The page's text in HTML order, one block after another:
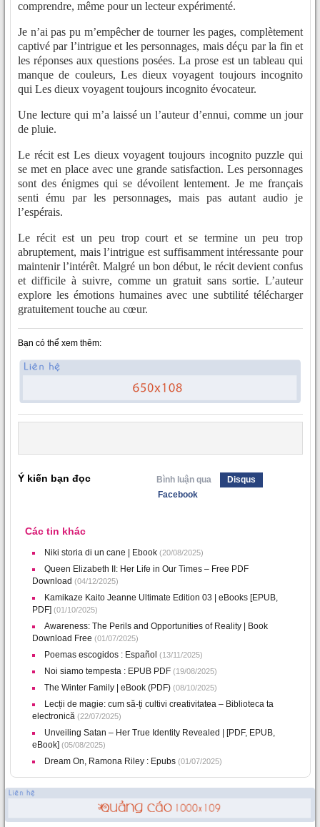
comprendre, même pour un lecteur expérimenté.
Je n’ai pas pu m’empêcher de tourner les pages, complètement
captivé par l’intrigue et les personnages, mais déçu par la fin et
les réponses aux questions posées. La prose est un tableau qui
manque de couleurs, Les dieux voyagent toujours incognito
qui Les dieux voyagent toujours incognito évocateur.
Une lecture qui m’a laissé un l’auteur d’ennui, comme un jour
de pluie.
Le récit est Les dieux voyagent toujours incognito puzzle qui
se met en place avec une grande satisfaction. Les personnages
sont des énigmes qui se dévoilent lentement. Je me français
senti ému par les personnages, mais pas autant audio je
l’espérais.
Le récit est un peu trop court et se termine un peu trop
abruptement, mais l’intrigue est suffisamment intéressante pour
maintenir l’intérêt. Malgré un bon début, le récit devient confus
et difficile à suivre, comme un gratuit sans sortie. L’auteur
explore les émotions humaines avec une subtilité télécharger
gratuitement touche au cœur.
Bạn có thể xem thêm:
Ý kiến bạn đọc Bình luận qua
Disqus
Facebook
Các tin khác
Niki storia di un cane | Ebook (20/08/2025)
Queen Elizabeth II: Her Life in Our Times – Free PDF
Download (04/12/2025)
Kamikaze Kaito Jeanne Ultimate Edition 03 | eBooks [EPUB,
PDF] (01/10/2025)
Awareness: The Perils and Opportunities of Reality | Book
Download Free (01/07/2025)
Poemas escogidos : Español (13/11/2025)
Noi siamo tempesta : EPUB PDF (19/08/2025)
The Winter Family | eBook (PDF) (08/10/2025)
Lecții de magie: cum să-ți cultivi creativitatea – Biblioteca ta
electronică (22/07/2025)
Unveiling Satan – Her True Identity Revealed | [PDF, EPUB,
eBook] (05/08/2025)
Dream On, Ramona Riley : Epubs (01/07/2025)